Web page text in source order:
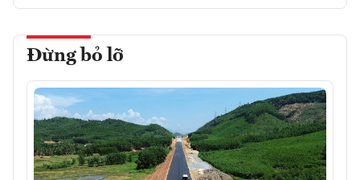
Đừng bỏ lỡ